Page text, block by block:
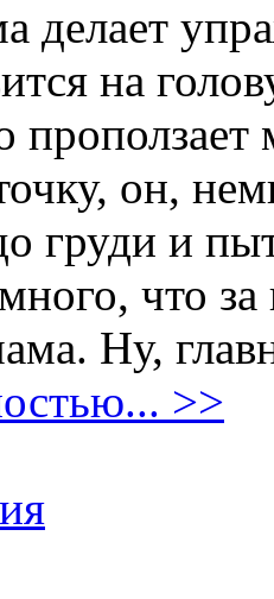
делает
на
он,
груди и
что
Ну,
>>